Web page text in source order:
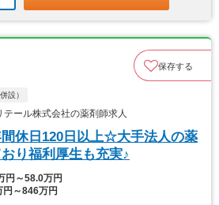
保存する
設）
ール株式会社の薬剤師求人
間休日120日以上☆大手法人の薬
り福利厚生も充実♪
円～58.0万円
円～846万円